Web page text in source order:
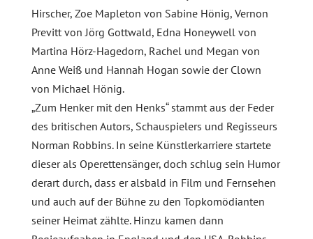
Hirscher, Zoe Mapleton von Sabine Hönig, Vernon
Previtt von Jörg Gottwald, Edna Honeywell von
Martina Hörz-Hagedorn, Rachel und Megan von
Anne Weiß und Hannah Hogan sowie der Clown
von Michael Hönig.
„Zum Henker mit den Henks“ stammt aus der Feder
des britischen Autors, Schauspielers und Regisseurs
Norman Robbins. In seine Künstlerkarriere startete
dieser als Operettensänger, doch schlug sein Humor
derart durch, dass er alsbald in Film und Fernsehen
und auch auf der Bühne zu den Topkomödianten
seiner Heimat zählte. Hinzu kamen dann